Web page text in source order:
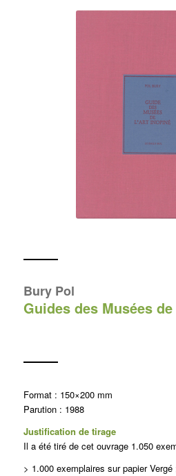
Bury Pol
Guides des Musées
Format : 150×200 mm
Parution : 1988
Justification de tirage
Il a été tiré de cet ouvrage 1.050
> 1.000 exemplaires sur papier Vergé